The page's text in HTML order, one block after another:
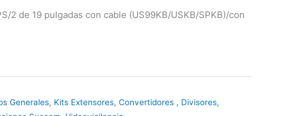
2 de 19 pulgadas con cable (US99KB/USKB/SPKB)/con
Generales, Kits Extensores, Convertidores , Divisores,